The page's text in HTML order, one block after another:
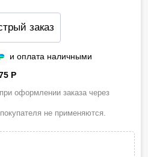
заказ
и оплата наличными
P
оформлении заказа через
не применяются.